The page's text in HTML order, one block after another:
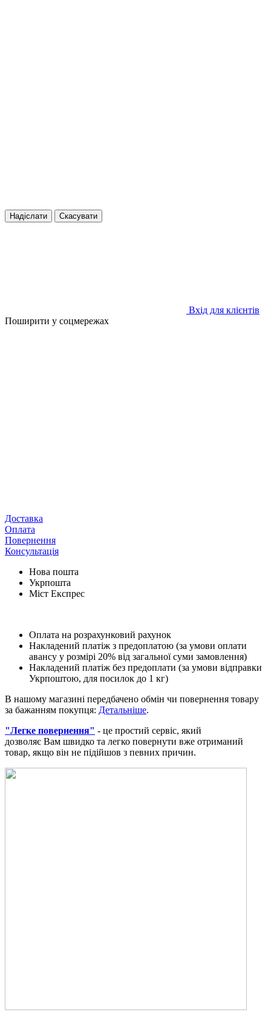
Надіслати Скасувати
Вхід для клієнтів
Поширити у соцмережах
Доставка
Оплата
Повернення
Консультація
Нова пошта
Укрпошта
Міст Експрес
Оплата на розрахунковий рахунок
Накладений платіж з предоплатою (за умови оплати
авансу у розмірі 20% від загальної суми замовлення)
Накладений платіж без предоплати (за умови відправки
Укрпоштою, для посилок до 1 кг)
В нашому магазині передбачено обмін чи повернення товару
за бажанням покупця: Детальніше.
"Легке повернення" - це простий сервіс, який
дозволяє Вам швидко та легко повернути вже отриманий
товар, якщо він не підійшов з певних причин.